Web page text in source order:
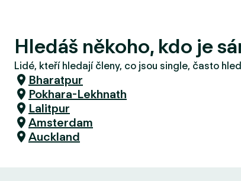
Hledáš někoho, kdo je
Lidé, kteří hledají členy, co jsou single, často
Bharatpur
Pokhara-Lekhnath
Lalitpur
Amsterdam
Auckland